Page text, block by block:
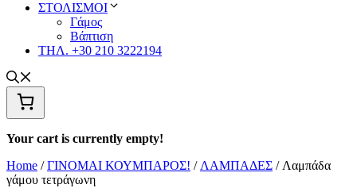
ΣΤΟΛΙΣΜΟΙ
Γάμος
Βάπτιση
ΤΗΛ. +30 210 3222194
Your cart is currently empty!
Home /ΓΙΝΟΜΑΙ ΚΟΥΜΠΑΡΟΣ! / ΛΑΜΠΑΔΕΣ / Λαμπάδα
γάμου τετράγωνη